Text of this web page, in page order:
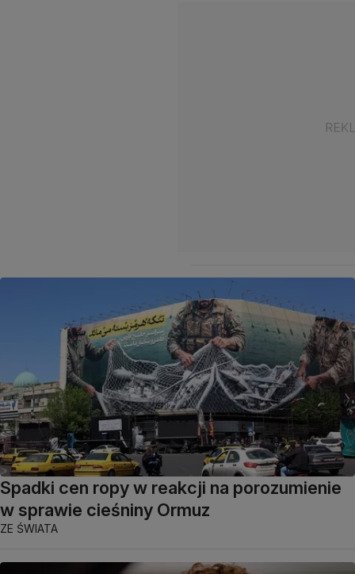
Spadki cen ropy w reakcji na porozumienie
w sprawie cieśniny Ormuz
ZE ŚWIATA